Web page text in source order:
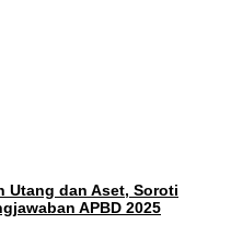
Utang dan Aset, Soroti
APBD 2025